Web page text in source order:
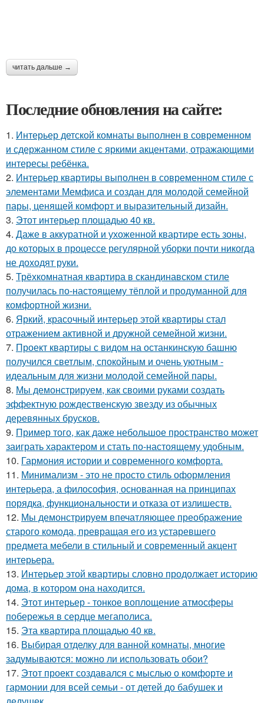
читать дальше →
Последние обновления на сайте:
1. Интерьер детской комнаты выполнен в современном
и сдержанном стиле с яркими акцентами, отражающими
интересы ребёнка.
2. Интерьер квартиры выполнен в современном стиле с
элементами Мемфиса и создан для молодой семейной
пары, ценящей комфорт и выразительный дизайн.
3. Этот интерьер площадью 40 кв.
4. Даже в аккуратной и ухоженной квартире есть зоны,
до которых в процессе регулярной уборки почти никогда
не доходят руки.
5. Трёхкомнатная квартира в скандинавском стиле
получилась по-настоящему тёплой и продуманной для
комфортной жизни.
6. Яркий, красочный интерьер этой квартиры стал
отражением активной и дружной семейной жизни.
7. Проект квартиры с видом на останкинскую башню
получился светлым, спокойным и очень уютным -
идеальным для жизни молодой семейной пары.
8. Мы демонстрируем, как своими руками создать
эффектную рождественскую звезду из обычных
деревянных брусков.
9. Пример того, как даже небольшое пространство может
заиграть характером и стать по-настоящему удобным.
10. Гармония истории и современного комфорта.
11. Минимализм - это не просто стиль оформления
интерьера, а философия, основанная на принципах
порядка, функциональности и отказа от излишеств.
12. Мы демонстрируем впечатляющее преображение
старого комода, превращая его из устаревшего
предмета мебели в стильный и современный акцент
интерьера.
13. Интерьер этой квартиры словно продолжает историю
дома, в котором она находится.
14. Этот интерьер - тонкое воплощение атмосферы
побережья в сердце мегаполиса.
15. Эта квартира площадью 40 кв.
16. Выбирая отделку для ванной комнаты, многие
задумываются: можно ли использовать обои?
17. Этот проект создавался с мыслью о комфорте и
гармонии для всей семьи - от детей до бабушек и